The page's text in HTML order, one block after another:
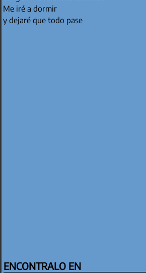
Me iré a dormir
y dejaré que todo pase
ENCONTRALO EN